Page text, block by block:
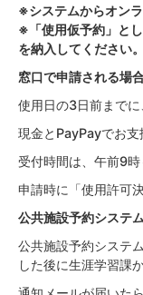
※システムからオン
※「使用仮予約」と
を納入してください。
窓口で申請される場
使用日の3日前までに
現金とPayPayでお支
受付時間は、午前9
申請時に「使用許可
公共施設予約システ
公共施設予約システ
した後に生涯学習課